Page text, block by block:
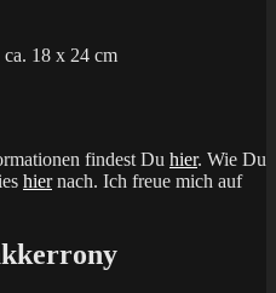
18 x 24 cm
findest Du hier. Wie Du
hiernach. Ich freue mich auf